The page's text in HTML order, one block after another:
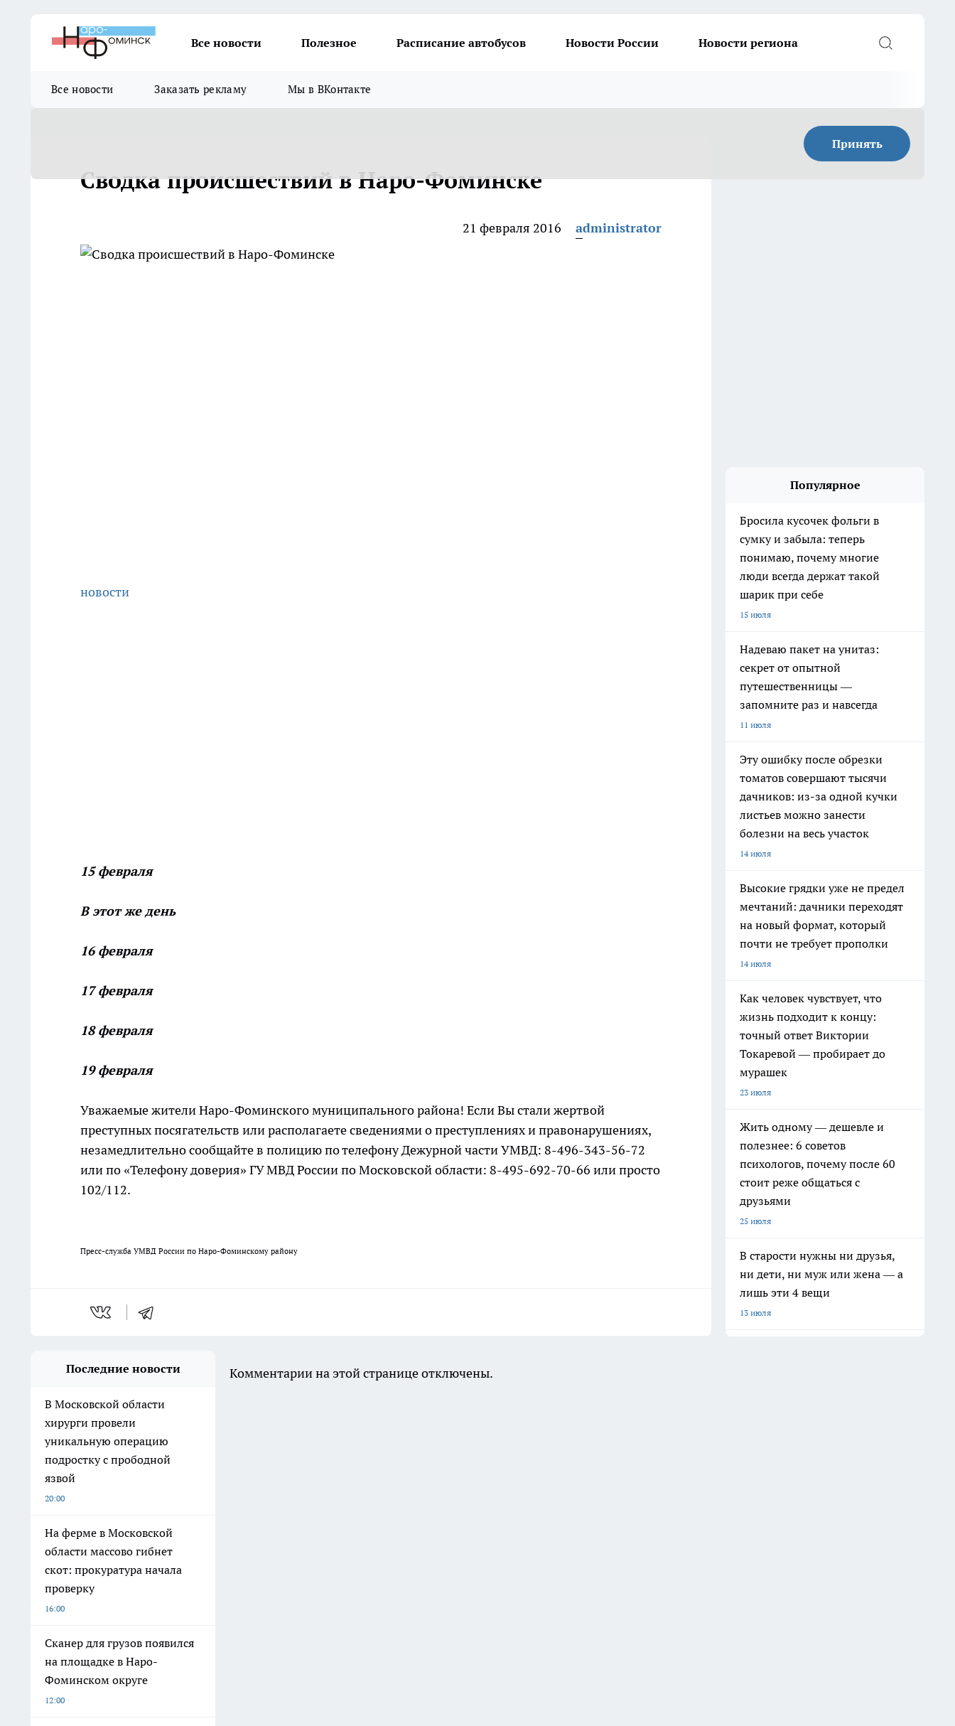
Все новости Полезное Расписание автобусов Новости России Новости региона
Все новости Заказать рекламу Мы в ВКонтакте
Принять
Сводка происшествий в Наро-Фоминске
21 февраля 2016 administrator
новости
15 февраля
В этот же день
16 февраля
17 февраля
18 февраля
19 февраля
Уважаемые жители Наро-Фоминского муниципального района! Если Вы стали жертвой
преступных посягательств или располагаете сведениями о преступлениях и правонарушениях,
незамедлительно сообщайте в полицию по телефону Дежурной части УМВД: 8-496-343-56-72
или по «Телефону доверия» ГУ МВД России по Московской области: 8-495-692-70-66 или просто
102/112.
Пресс-служба УМВД России по Наро-Фоминскому району
Популярное
Бросила кусочек фольги в
сумку и забыла: теперь
понимаю, почему многие
люди всегда держат такой
шарик при себе
15 июля
Надеваю пакет на унитаз:
секрет от опытной
путешественницы —
запомните раз и навсегда
11 июля
Эту ошибку после обрезки
томатов совершают тысячи
дачников: из-за одной кучки
листьев можно занести
болезни на весь участок
14 июля
Высокие грядки уже не предел
мечтаний: дачники переходят
на новый формат, который
почти не требует прополки
14 июля
Как человек чувствует, что
жизнь подходит к концу:
точный ответ Виктории
Токаревой — пробирает до
мурашек
23 июля
Жить одному — дешевле и
полезнее: 6 советов
психологов, почему после 60
стоит реже общаться с
друзьями
25 июля
В старости нужны ни друзья,
ни дети, ни муж или жена — а
лишь эти 4 вещи
13 июля
Последние новости
В Московской области
хирурги провели
уникальную операцию
подростку с прободной
язвой
20:00
На ферме в Московской
области массово гибнет
скот: прокуратура начала
проверку
16:00
Сканер для грузов появился
на площадке в Наро-
Фоминском округе
12:00
Комментарии на этой странице отключены.